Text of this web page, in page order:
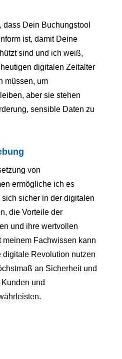
dass Dein Buchungstool
ist, damit Deine
sind und ich weiß,
digitalen Zeitalter
müssen, um
aber sie stehen
sensible Daten zu
von
ermögliche ich es
sicher in der digitalen
die Vorteile der
und ihre wertvollen
meinem Fachwissen kann
digitale Revolution nutzen
an Sicherheit und
und